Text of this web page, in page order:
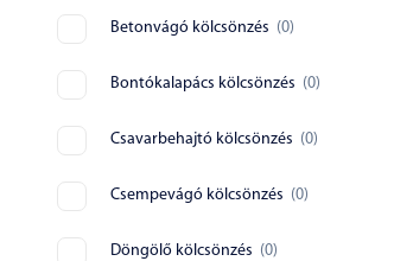
Betonvágó kölcsönzés (0)
Bontókalapács kölcsönzés (0)
Csavarbehajtó kölcsönzés (0)
Csempevágó kölcsönzés (0)
Döngölő kölcsönzés (0)